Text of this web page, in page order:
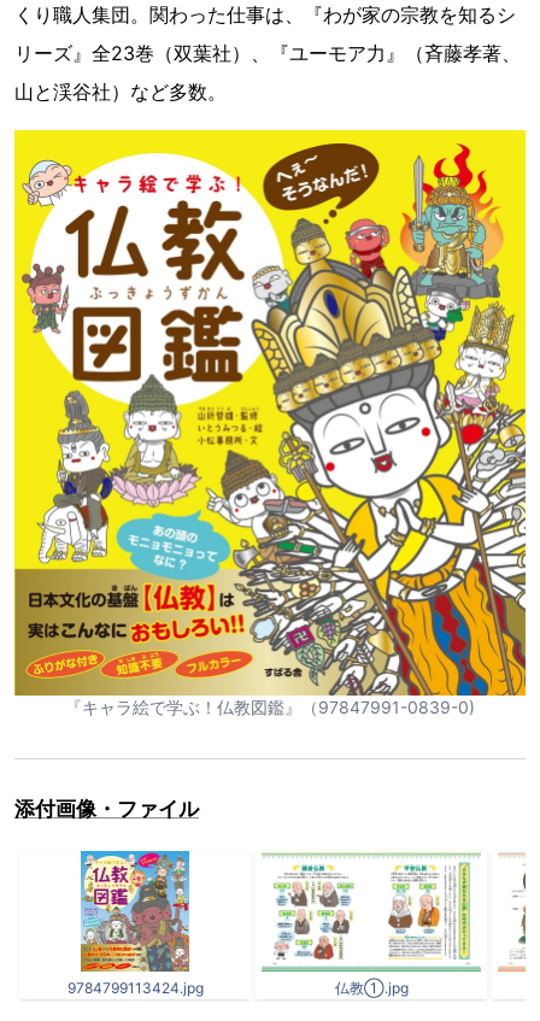
くり職人集団。関わった仕事は、『わが家の宗教を知るシ
リーズ』全23巻（双葉社）、『ユーモア力』（斉藤孝著、
山と渓谷社）など多数。
『キャラ絵で学ぶ！仏教図鑑』（97847991-0839-0)
添付画像・ファイル
9784799113424.jpg 仏教①.jpg